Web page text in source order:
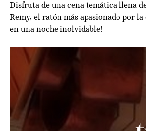
Disfruta de una cena temática llena
Remy, el ratón más apasionado por
en una noche inolvidable!